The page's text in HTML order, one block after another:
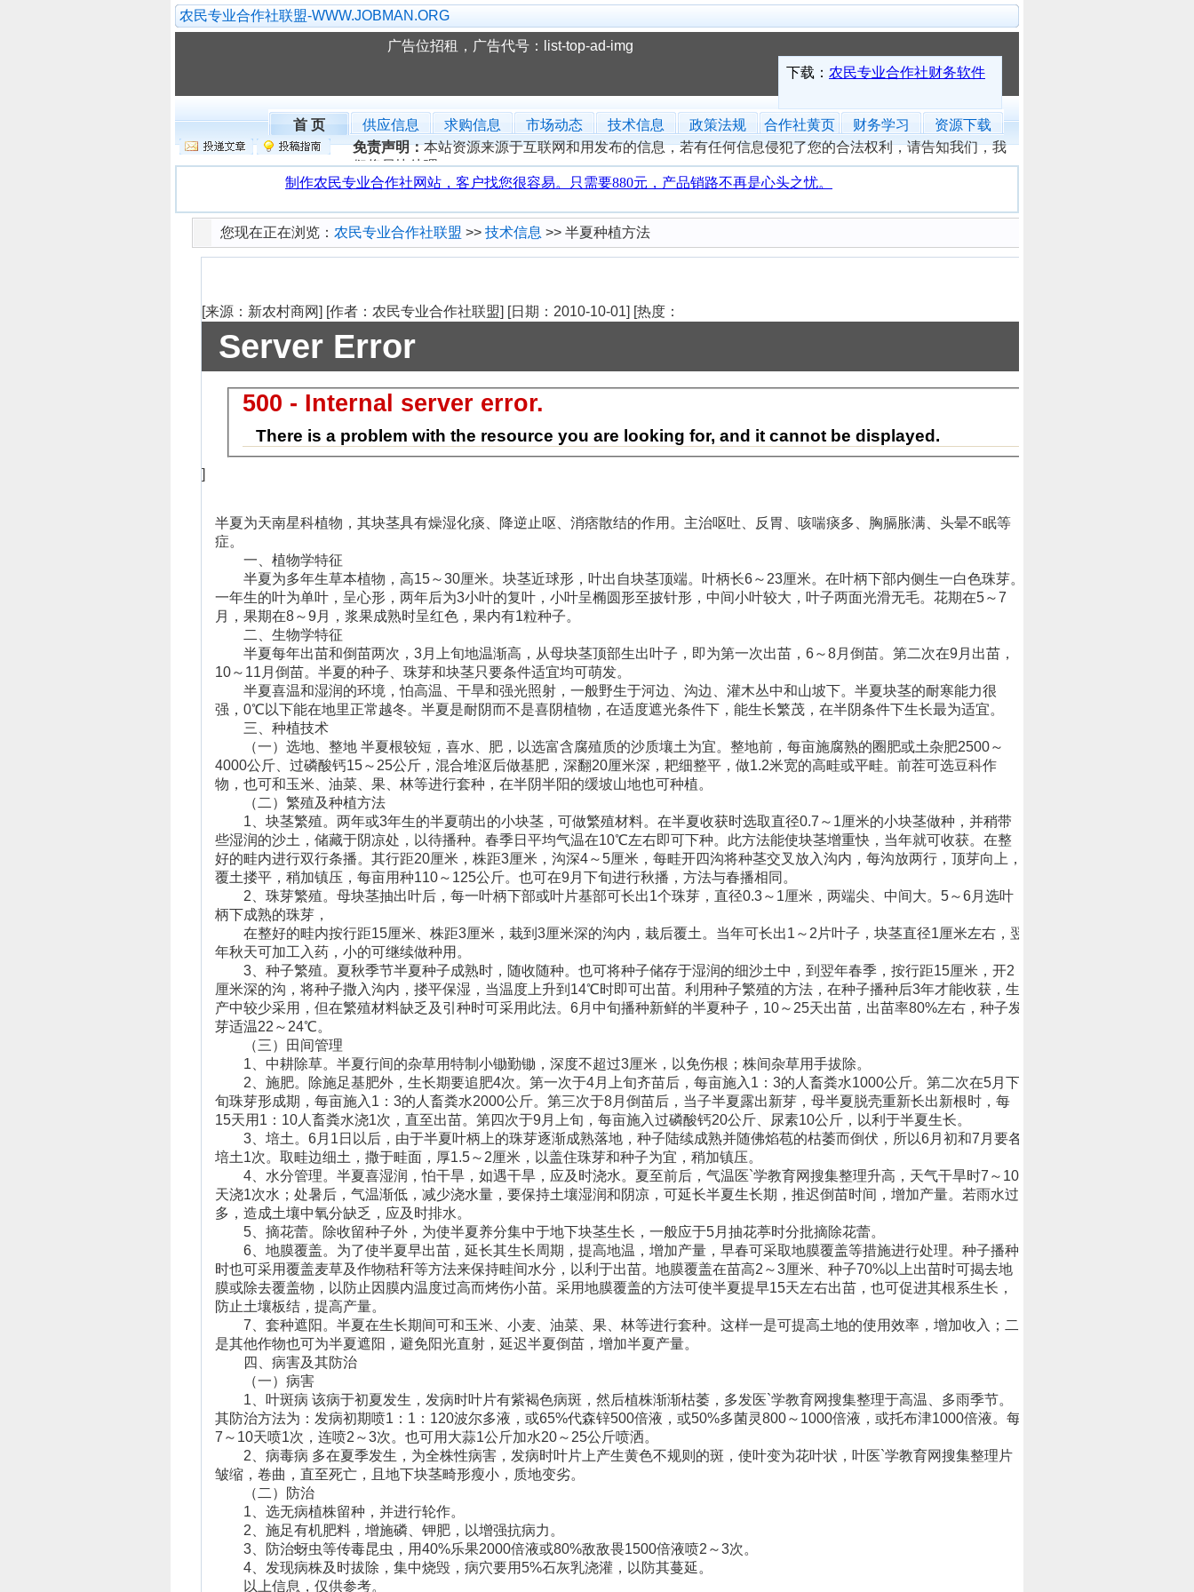
农民专业合作社联盟-WWW.JOBMAN.ORG
广告位招租，广告代号：list-top-ad-img
首 页 供应信息 求购信息 市场动态 技术信息 政策法规 合作社黄页 财务学习
资源下载
免责声明：本站资源来源于互联网和用发布的信息，若有任何信息侵犯了您的合法权利，请告知我们，我
们将尽快处理。
您现在正在浏览： 农民专业合作社联盟 >> 技术信息 >> 半夏种植方法
[来源：新农村商网] [作者：农民专业合作社联盟] [日期：2010-10-01] [热度：
Server Error
500 - Internal server error.
There is a problem with the resource you are looking for, and it cannot be displayed.
]
半夏为天南星科植物，其块茎具有燥湿化痰、降逆止呕、消痞散结的作用。主治呕吐、反胃、咳喘痰多、胸膈胀满、头晕不眠等
症。
一、植物学特征
半夏为多年生草本植物，高15～30厘米。块茎近球形，叶出自块茎顶端。叶柄长6～23厘米。在叶柄下部内侧生一白色珠芽。
一年生的叶为单叶，呈心形，两年后为3小叶的复叶，小叶呈椭圆形至披针形，中间小叶较大，叶子两面光滑无毛。花期在5～7
月，果期在8～9月，浆果成熟时呈红色，果内有1粒种子。
二、生物学特征
半夏每年出苗和倒苗两次，3月上旬地温渐高，从母块茎顶部生出叶子，即为第一次出苗，6～8月倒苗。第二次在9月出苗，
10～11月倒苗。半夏的种子、珠芽和块茎只要条件适宜均可萌发。
半夏喜温和湿润的环境，怕高温、干旱和强光照射，一般野生于河边、沟边、灌木丛中和山坡下。半夏块茎的耐寒能力很
强，0℃以下能在地里正常越冬。半夏是耐阴而不是喜阴植物，在适度遮光条件下，能生长繁茂，在半阴条件下生长最为适宜。
三、种植技术
（一）选地、整地 半夏根较短，喜水、肥，以选富含腐殖质的沙质壤土为宜。整地前，每亩施腐熟的圈肥或土杂肥2500～
4000公斤、过磷酸钙15～25公斤，混合堆沤后做基肥，深翻20厘米深，耙细整平，做1.2米宽的高畦或平畦。前茬可选豆科作
物，也可和玉米、油菜、果、林等进行套种，在半阴半阳的缓坡山地也可种植。
（二）繁殖及种植方法
1、块茎繁殖。两年或3年生的半夏萌出的小块茎，可做繁殖材料。在半夏收获时选取直径0.7～1厘米的小块茎做种，并稍带
些湿润的沙土，储藏于阴凉处，以待播种。春季日平均气温在10℃左右即可下种。此方法能使块茎增重快，当年就可收获。在整
好的畦内进行双行条播。其行距20厘米，株距3厘米，沟深4～5厘米，每畦开四沟将种茎交叉放入沟内，每沟放两行，顶芽向上，
覆土搂平，稍加镇压，每亩用种110～125公斤。也可在9月下旬进行秋播，方法与春播相同。
2、珠芽繁殖。母块茎抽出叶后，每一叶柄下部或叶片基部可长出1个珠芽，直径0.3～1厘米，两端尖、中间大。5～6月选叶
柄下成熟的珠芽，
在整好的畦内按行距15厘米、株距3厘米，栽到3厘米深的沟内，栽后覆土。当年可长出1～2片叶子，块茎直径1厘米左右，翌
年秋天可加工入药，小的可继续做种用。
3、种子繁殖。夏秋季节半夏种子成熟时，随收随种。也可将种子储存于湿润的细沙土中，到翌年春季，按行距15厘米，开2
厘米深的沟，将种子撒入沟内，搂平保湿，当温度上升到14℃时即可出苗。利用种子繁殖的方法，在种子播种后3年才能收获，生
产中较少采用，但在繁殖材料缺乏及引种时可采用此法。6月中旬播种新鲜的半夏种子，10～25天出苗，出苗率80%左右，种子发
芽适温22～24℃。
（三）田间管理
1、中耕除草。半夏行间的杂草用特制小锄勤锄，深度不超过3厘米，以免伤根；株间杂草用手拔除。
2、施肥。除施足基肥外，生长期要追肥4次。第一次于4月上旬齐苗后，每亩施入1：3的人畜粪水1000公斤。第二次在5月下
旬珠芽形成期，每亩施入1：3的人畜粪水2000公斤。第三次于8月倒苗后，当子半夏露出新芽，母半夏脱壳重新长出新根时，每
15天用1：10人畜粪水浇1次，直至出苗。第四次于9月上旬，每亩施入过磷酸钙20公斤、尿素10公斤，以利于半夏生长。
3、培土。6月1日以后，由于半夏叶柄上的珠芽逐渐成熟落地，种子陆续成熟并随佛焰苞的枯萎而倒伏，所以6月初和7月要各
培土1次。取畦边细土，撒于畦面，厚1.5～2厘米，以盖住珠芽和种子为宜，稍加镇压。
4、水分管理。半夏喜湿润，怕干旱，如遇干旱，应及时浇水。夏至前后，气温医`学教育网搜集整理升高，天气干旱时7～10
天浇1次水；处暑后，气温渐低，减少浇水量，要保持土壤湿润和阴凉，可延长半夏生长期，推迟倒苗时间，增加产量。若雨水过
多，造成土壤中氧分缺乏，应及时排水。
5、摘花蕾。除收留种子外，为使半夏养分集中于地下块茎生长，一般应于5月抽花葶时分批摘除花蕾。
6、地膜覆盖。为了使半夏早出苗，延长其生长周期，提高地温，增加产量，早春可采取地膜覆盖等措施进行处理。种子播种
时也可采用覆盖麦草及作物秸秆等方法来保持畦间水分，以利于出苗。地膜覆盖在苗高2～3厘米、种子70%以上出苗时可揭去地
膜或除去覆盖物，以防止因膜内温度过高而烤伤小苗。采用地膜覆盖的方法可使半夏提早15天左右出苗，也可促进其根系生长，
防止土壤板结，提高产量。
7、套种遮阳。半夏在生长期间可和玉米、小麦、油菜、果、林等进行套种。这样一是可提高土地的使用效率，增加收入；二
是其他作物也可为半夏遮阳，避免阳光直射，延迟半夏倒苗，增加半夏产量。
四、病害及其防治
（一）病害
1、叶斑病 该病于初夏发生，发病时叶片有紫褐色病斑，然后植株渐渐枯萎，多发医`学教育网搜集整理于高温、多雨季节。
其防治方法为：发病初期喷1：1：120波尔多液，或65%代森锌500倍液，或50%多菌灵800～1000倍液，或托布津1000倍液。每
7～10天喷1次，连喷2～3次。也可用大蒜1公斤加水20～25公斤喷洒。
2、病毒病 多在夏季发生，为全株性病害，发病时叶片上产生黄色不规则的斑，使叶变为花叶状，叶医`学教育网搜集整理片
皱缩，卷曲，直至死亡，且地下块茎畸形瘦小，质地变劣。
（二）防治
1、选无病植株留种，并进行轮作。
2、施足有机肥料，增施磷、钾肥，以增强抗病力。
3、防治蚜虫等传毒昆虫，用40%乐果2000倍液或80%敌敌畏1500倍液喷2～3次。
4、发现病株及时拔除，集中烧毁，病穴要用5%石灰乳浇灌，以防其蔓延。
以上信息，仅供参考。